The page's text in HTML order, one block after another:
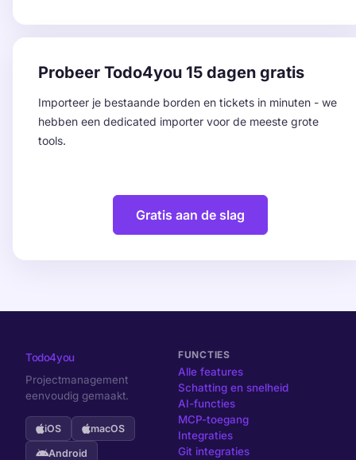
Probeer Todo4you 15 dagen gratis
Importeer je bestaande borden en tickets in minuten - we
hebben een dedicated importer voor de meeste grote
tools.
Gratis aan de slag
Todo4you
Projectmanagement
eenvoudig gemaakt.
iOS macOS
Android
FUNCTIES
Alle features
Schatting en snelheid
AI-functies
MCP-toegang
Integraties
Git integraties